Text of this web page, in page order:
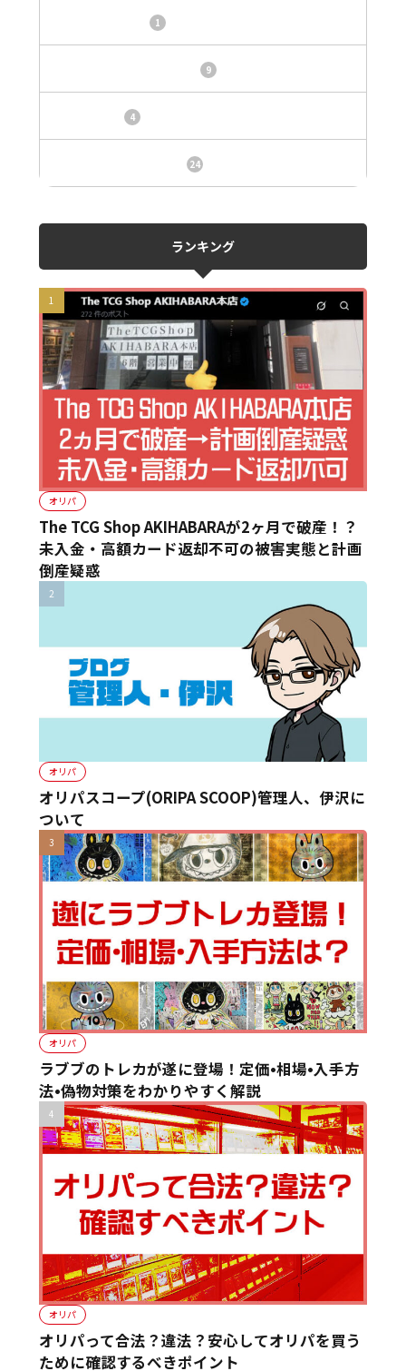
1
9
4
24
ランキング
オリパ
The TCG Shop AKIHABARAが2ヶ月で破産！？
未入金・高額カード返却不可の被害実態と計画
倒産疑惑
オリパ
オリパスコープ(ORIPA SCOOP)管理人、伊沢に
ついて
オリパ
ラブブのトレカが遂に登場！定価•相場•入手方
法•偽物対策をわかりやすく解説
オリパ
オリパって合法？違法？安心してオリパを買う
ために確認するべきポイント